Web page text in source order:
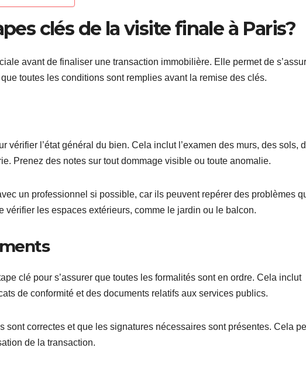
clés de la visite finale à Paris?
avant de finaliser une transaction immobilière. Elle permet de
toutes les conditions sont remplies avant la remise des clés.
vérifier l’état général du bien. Cela inclut l’examen des murs, des sols,
Prenez des notes sur tout dommage visible ou toute anomalie.
un professionnel si possible, car ils peuvent repérer des problèmes
vérifier les espaces extérieurs, comme le jardin ou le balcon.
clé pour s’assurer que toutes les formalités sont en ordre. Cela inclut
de conformité et des documents relatifs aux services publics.
sont correctes et que les signatures nécessaires sont présentes. Cela
de la transaction.